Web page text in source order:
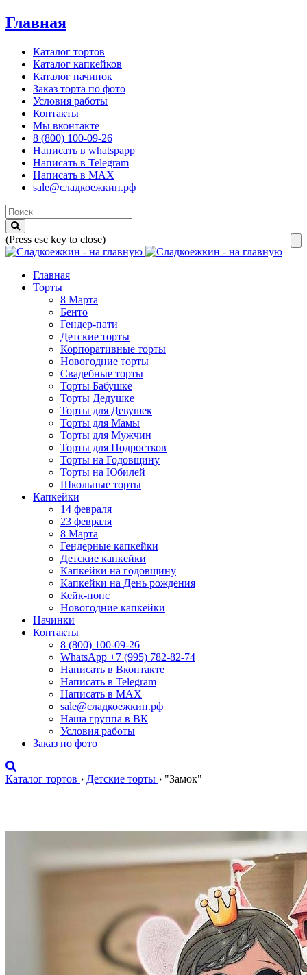
Главная
Каталог тортов
Каталог капкейков
Каталог начинок
Заказ торта по фото
Условия работы
Контакты
Мы вконтакте
8 (800) 100-09-26
Написать в whatspapp
Написать в Telegram
Написать в MAX
sale@сладкоежкин.рф
(Press esc key to close)
Главная
Торты
8 Марта
Бенто
Гендер-пати
Детские торты
Корпоративные торты
Новогодние торты
Свадебные торты
Торты Бабушке
Торты Дедушке
Торты для Девушек
Торты для Мамы
Торты для Мужчин
Торты для Подростков
Торты на Годовщину
Торты на Юбилей
Школьные торты
Капкейки
14 февраля
23 февраля
8 Марта
Гендерные капкейки
Детские капкейки
Капкейки на годовщину
Капкейки на День рождения
Кейк-попс
Новогодние капкейки
Начинки
Контакты
8 (800) 100-09-26
WhatsApp +7 (995) 782-82-74
Написать в Вконтакте
Написать в Telegram
Написать в MAX
sale@сладкоежкин.рф
Наша группа в ВК
Условия работы
Заказ по фото
Каталог тортов › Детские торты › "Замок"